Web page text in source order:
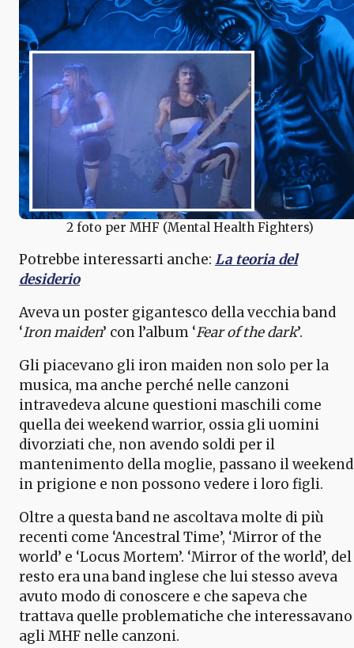
2 foto per MHF (Mental Health Fighters)
Potrebbe interessarti anche: La teoria del
desiderio
Aveva un poster gigantesco della vecchia band
‘Iron maiden’ con l’album ‘Fear of the dark’.
Gli piacevano gli iron maiden non solo per la
musica, ma anche perché nelle canzoni
intravedeva alcune questioni maschili come
quella dei weekend warrior, ossia gli uomini
divorziati che, non avendo soldi per il
mantenimento della moglie, passano il weekend
in prigione e non possono vedere i loro figli.
Oltre a questa band ne ascoltava molte di più
recenti come ‘Ancestral Time’, ‘Mirror of the
world’ e ‘Locus Mortem’. ‘Mirror of the world’, del
resto era una band inglese che lui stesso aveva
avuto modo di conoscere e che sapeva che
trattava quelle problematiche che interessavano
agli MHF nelle canzoni.